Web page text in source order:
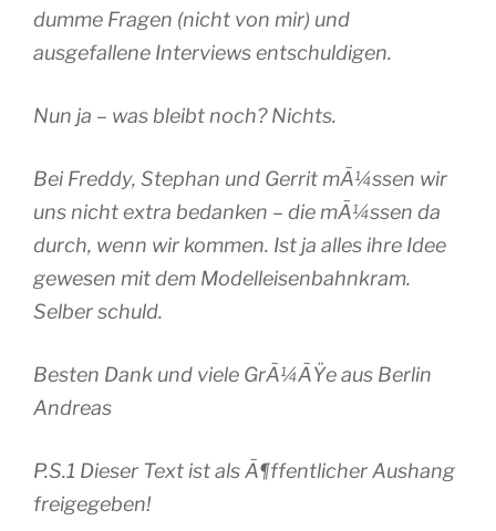
dumme Fragen (nicht von mir) und
ausgefallene Interviews entschuldigen.
Nun ja – was bleibt noch? Nichts.
Bei Freddy, Stephan und Gerrit mÃ¼ssen wir
uns nicht extra bedanken – die mÃ¼ssen da
durch, wenn wir kommen. Ist ja alles ihre Idee
gewesen mit dem Modelleisenbahnkram.
Selber schuld.
Besten Dank und viele GrÃ¼ÃŸe aus Berlin
Andreas
P.S.1 Dieser Text ist als Ã¶ffentlicher Aushang
freigegeben!